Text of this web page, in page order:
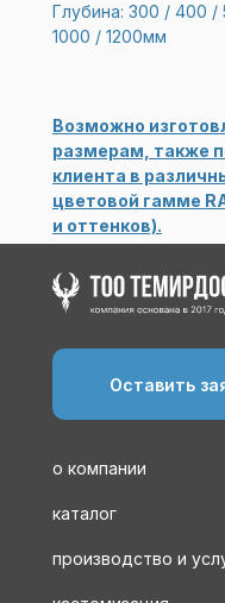
Глубина: 300 / 400
1000 / 1200мм
Возможно
размерам, также
клиента в
цветовой гамме
и оттенков).
производство и
каталог
о компании
Оставить